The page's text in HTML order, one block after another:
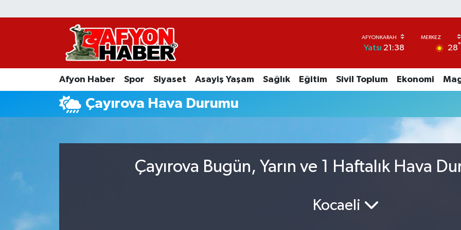
Yatsı 21:38 28°
Afyon Haber Spor Siyaset Asayiş Yaşam Sağlık Eğitim Sivil Toplum Ekonomi
Çayırova Hava Durumu
Çayırova Bugün, Yarın ve 1 Haftalık Hava
Kocaeli
Afyon Haber
Spor
Asayiş Yaşam